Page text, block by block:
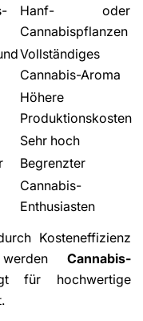
Hanf- oder
Cannabispflanzen
Vollständiges
Cannabis-Aroma
Höhere
Produktionskosten
Sehr hoch
Begrenzter
Cannabis-
Enthusiasten
Kosteneffizienz
Cannabis-
für hochwertige